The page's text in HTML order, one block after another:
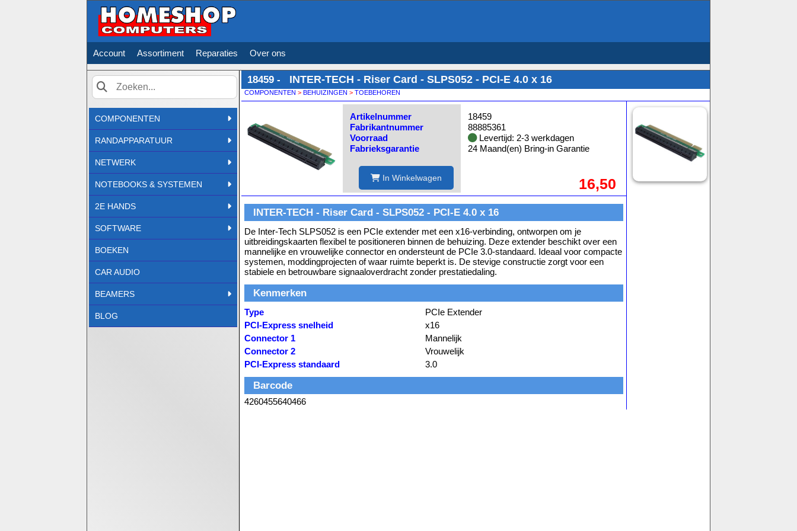
Account Assortiment Reparaties Over ons
Zoek
COMPONENTEN
RANDAPPARATUUR
NETWERK
NOTEBOOKS & SYSTEMEN
2E HANDS
SOFTWARE
BOEKEN
CAR AUDIO
BEAMERS
BLOG
18459 - INTER-TECH - Riser Card - SLPS052 - PCI-E 4.0 x 16
COMPONENTEN > BEHUIZINGEN > TOEBEHOREN
Artikelnummer
Fabrikantnummer
Voorraad
Fabrieksgarantie
In Winkelwagen
18459
88885361
Levertijd: 2-3 werkdagen
24 Maand(en) Bring-in Garantie
16,50
INTER-TECH - Riser Card - SLPS052 - PCI-E 4.0 x 16
De Inter-Tech SLPS052 is een PCIe extender met een x16-verbinding, ontworpen om je
uitbreidingskaarten flexibel te positioneren binnen de behuizing. Deze extender beschikt over een
mannelijke en vrouwelijke connector en ondersteunt de PCIe 3.0-standaard. Ideaal voor compacte
systemen, moddingprojecten of waar ruimte beperkt is. De stevige constructie zorgt voor een
stabiele en betrouwbare signaaloverdracht zonder prestatiedaling.
Kenmerken
Type
PCIe Extender
PCI-Express snelheid
x16
Connector 1
Mannelijk
Connector 2
Vrouwelijk
PCI-Express standaard
3.0
Barcode
4260455640466